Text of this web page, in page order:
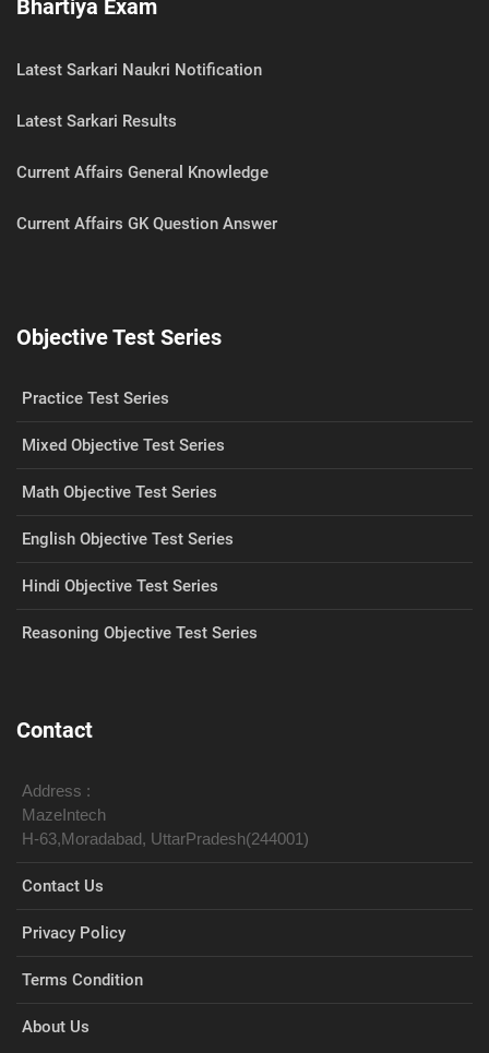
Bhartiya Exam
Latest Sarkari Naukri Notification
Latest Sarkari Results
Current Affairs General Knowledge
Current Affairs GK Question Answer
Objective Test Series
Practice Test Series
Mixed Objective Test Series
Math Objective Test Series
English Objective Test Series
Hindi Objective Test Series
Reasoning Objective Test Series
Contact
Address :
MazeIntech
H-63,Moradabad, UttarPradesh(244001)
Contact Us
Privacy Policy
Terms Condition
About Us